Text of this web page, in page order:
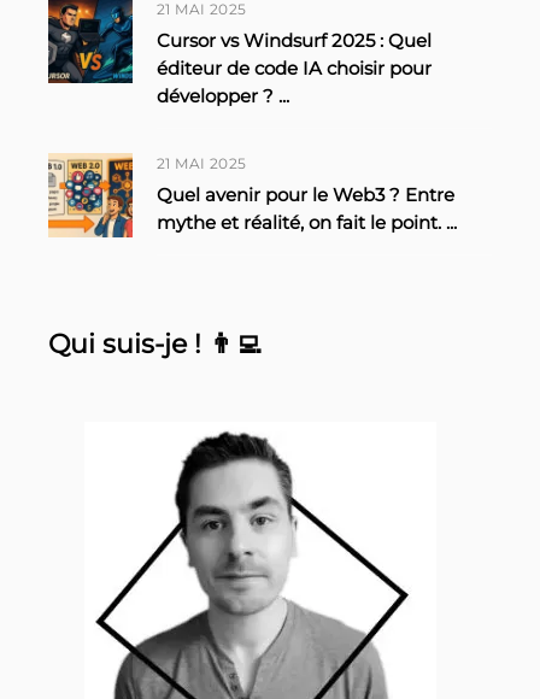
21 MAI 2025
Cursor vs Windsurf 2025 : Quel
éditeur de code IA choisir pour
développer ? ...
21 MAI 2025
Quel avenir pour le Web3 ? Entre
mythe et réalité, on fait le point. ...
Qui suis-je ! 👨‍💻